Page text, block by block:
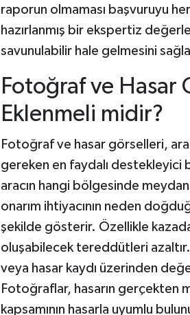
raporun olmaması başvuruyu
hazırlanmış bir ekspertiz
savunulabilir hale gelmesini
Fotoğraf ve Hasar
Eklenmeli midir?
Fotoğraf ve hasar görselleri,
gereken en faydalı destekleyici
aracın hangi bölgesinde
onarım ihtiyacının neden
şekilde gösterir. Özellikle
oluşabilecek tereddütleri azaltır.
veya hasar kaydı üzerinden
Fotoğraflar, hasarın gerçekten
kapsamının hasarla uyumlu